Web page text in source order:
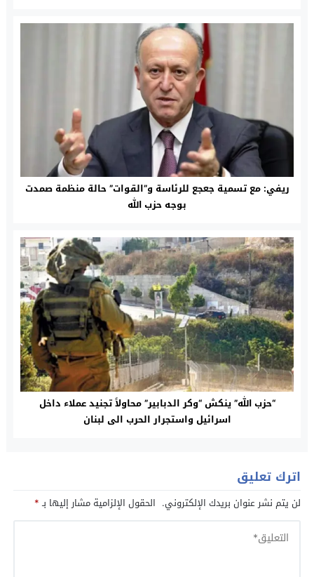
ريفي: مع تسمية جعجع للرئاسة و”القوات” حالة منظمة صمدت
بوجه حزب الله
“حزب الله” ينكش “وكر الدبابير” محاولاً تجنيد عملاء داخل
اسرائيل واستجرار الحرب الى لبنان
اترك تعليق
لن يتم نشر عنوان بريدك الإلكتروني. الحقول الإلزامية مشار إليها بـ*